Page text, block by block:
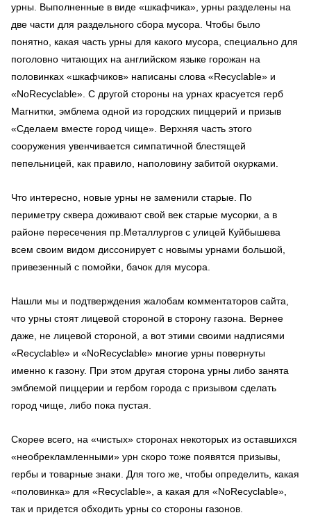
урны. Выполненные в виде «шкафчика», урны разделены на
две части для раздельного сбора мусора. Чтобы было
понятно, какая часть урны для какого мусора, специально для
поголовно читающих на английском языке горожан на
половинках «шкафчиков» написаны слова «Recyclable» и
«NoRecyclable». С другой стороны на урнах красуется герб
Магнитки, эмблема одной из городских пиццерий и призыв
«Сделаем вместе город чище». Верхняя часть этого
сооружения увенчивается симпатичной блестящей
пепельницей, как правило, наполовину забитой окурками.
Что интересно, новые урны не заменили старые. По
периметру сквера доживают свой век старые мусорки, а в
районе пересечения пр.Металлургов с улицей Куйбышева
всем своим видом диссонирует с новымы урнами большой,
привезенный с помойки, бачок для мусора.
Нашли мы и подтверждения жалобам комментаторов сайта,
что урны стоят лицевой стороной в сторону газона. Вернее
даже, не лицевой стороной, а вот этими своими надписями
«Recyclable» и «NoRecyclable» многие урны повернуты
именно к газону. При этом другая сторона урны либо занята
эмблемой пиццерии и гербом города с призывом сделать
город чище, либо пока пустая.
Скорее всего, на «чистых» сторонах некоторых из оставшихся
«необрекламленными» урн скоро тоже появятся призывы,
гербы и товарные знаки. Для того же, чтобы определить, какая
«половинка» для «Recyclable», а какая для «NoRecyclable»,
так и придется обходить урны со стороны газонов.